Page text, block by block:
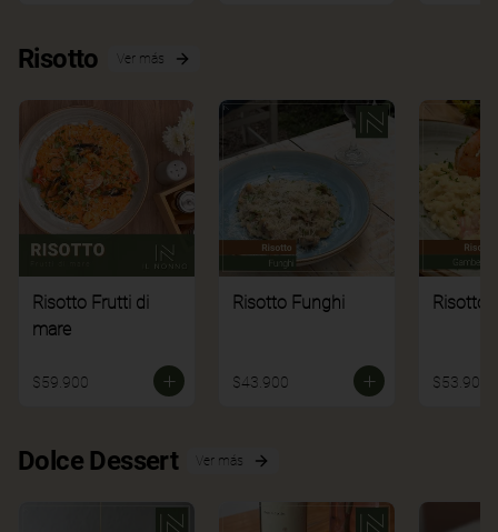
Risotto Ver más
Risotto Frutti di
mare
$59.900
Risotto Funghi
$43.900
Risotto
$53.900
Dolce Dessert Ver más